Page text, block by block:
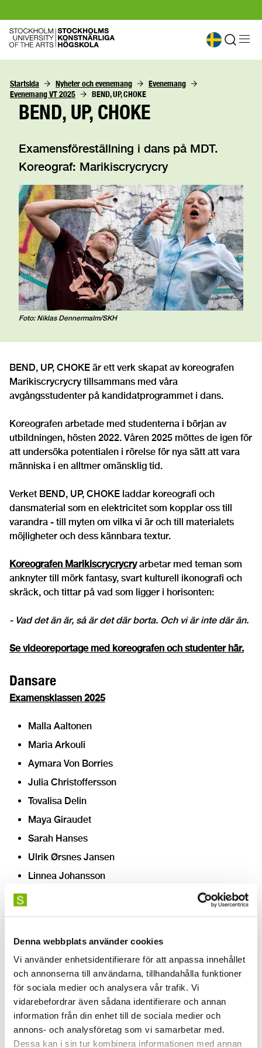
Denna webbplats använder cookies
Vi använder enhetsidentifierare för att anpassa innehållet
och annonserna till användarna, tillhandahålla funktioner
för sociala medier och analysera vår trafik. Vi
vidarebefordrar även sådana identifierare och annan
information från din enhet till de sociala medier och
annons- och analysföretag som vi samarbetar med.
Dessa kan i sin tur kombinera informationen med annan
Startsida Nyheter och evenemang
Evenemang
Evenemang VT 2025
BEND, UP, CHOKE
BEND, UP, CHOKE
Examensföreställning i dans på MDT.
Koreograf: Marikiscrycrycry
Foto: Niklas Dennermalm/SKH
BEND, UP, CHOKE är ett verk skapat av koreografen
Marikiscrycrycry tillsammans med våra
avgångsstudenter på kandidatprogrammet i dans.
Koreografen arbetade med studenterna i början av
utbildningen, hösten 2022. Våren 2025 möttes de igen för
att undersöka potentialen i rörelse för nya sätt att vara
människa i en alltmer omänsklig tid.
Verket BEND, UP, CHOKE laddar koreografi och
dansmaterial som en elektricitet som kopplar oss till
varandra - till myten om vilka vi är och till materialets
möjligheter och dess kännbara textur.
Koreografen Marikiscrycrycryarbetar med teman som
anknyter till mörk fantasy, svart kulturell ikonografi och
skräck, och tittar på vad som ligger i horisonten:
- Vad det än är, så är det där borta. Och vi är inte där än.
Se videoreportage med koreografen och studenter här.
Dansare
Examensklassen 2025
Malla Aaltonen
Maria Arkouli
Aymara Von Borries
Julia Christoffersson
Tovalisa Delin
Maya Giraudet
Sarah Hanses
Ulrik Ørsnes Jansen
Linnea Johansson
Mira Buus Rasmussen
Natalia Perea Santana
Saga Ivéus Wenglert
Natalia Higuita Velasquez